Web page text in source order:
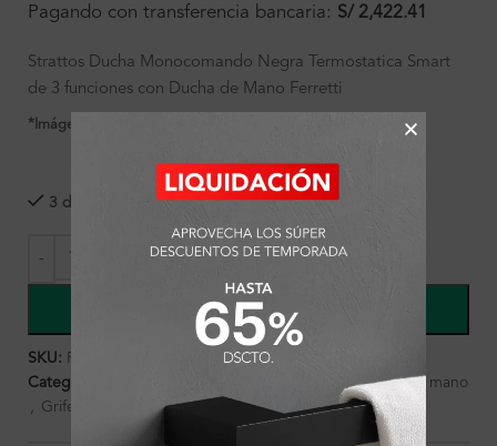
Pagando con transferencia bancaria: S/ 2,422.41
Strattos Ducha Monocomando Negra Termostatica Smart
de 3 funciones con Ducha de Mano Ferretti
*Imágenes referenciales
3 disponibles
COMPRAR
SKU: FA8628
Categorías:
, Ducha de mano
, Griferías